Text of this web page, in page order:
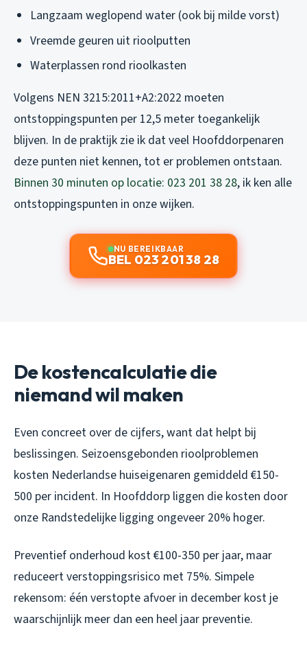
Langzaam weglopend water (ook bij milde vorst)
Vreemde geuren uit rioolputten
Waterplassen rond rioolkasten
Volgens NEN 3215:2011+A2:2022 moeten
ontstoppingspunten per 12,5 meter toegankelijk
blijven. In de praktijk zie ik dat veel Hoofddorpenaren
deze punten niet kennen, tot er problemen ontstaan.
Binnen 30 minuten op locatie: 023 201 38 28, ik ken alle
ontstoppingspunten in onze wijken.
NU BEREIKBAAR
BEL 023 201 38 28
De kostencalculatie die
niemand wil maken
Even concreet over de cijfers, want dat helpt bij
beslissingen. Seizoensgebonden rioolproblemen
kosten Nederlandse huiseigenaren gemiddeld €150-
500 per incident. In Hoofddorp liggen die kosten door
onze Randstedelijke ligging ongeveer 20% hoger.
Preventief onderhoud kost €100-350 per jaar, maar
reduceert verstoppingsrisico met 75%. Simpele
rekensom: één verstopte afvoer in december kost je
waarschijnlijk meer dan een heel jaar preventie.